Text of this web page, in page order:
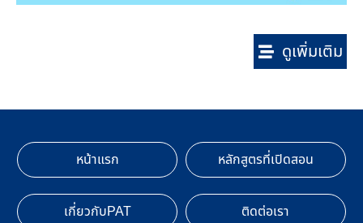
ดูเพิ่มเติม
หน้าแรก หลักสูตรที่เปิดสอน
เกี่ยวกับPAT ติดต่อเรา